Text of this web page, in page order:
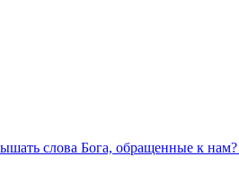
слова Бога, обращенные к